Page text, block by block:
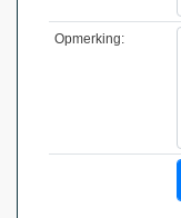
Opmerking: